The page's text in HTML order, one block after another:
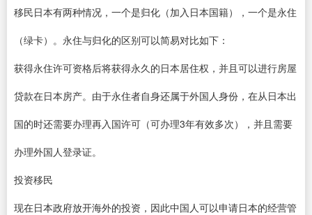
移民日本有两种情况，一个是归化（加入日本国籍），一个是永住
（绿卡）。永住与归化的区别可以简易对比如下：
获得永住许可资格后将获得永久的日本居住权，并且可以进行房屋
贷款在日本房产。由于永住者自身还属于外国人身份，在从日本出
国的时还需要办理再入国许可（可办理3年有效多次），并且需要
办理外国人登录证。
投资移民
现在日本政府放开海外的投资，因此中国人可以申请日本的经营管